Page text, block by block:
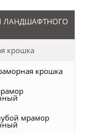
ЛАНДШАФТНОГО
крошка
крошка
мрамор